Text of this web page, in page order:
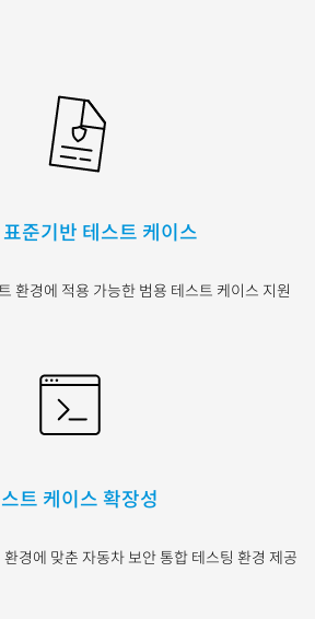
준기반 테스트 케이스
환경에 적용 가능한 범용 테스트 케이스 지원
트 케이스 확장성
환경에 맞춘 자동차 보안통합 테스팅 환경 제공